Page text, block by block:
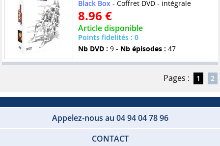
Black Box- Coffret DVD - intégrale
8.96 €
Article disponible
Points fidelités : 0
Nb DVD : 9 - Nb épisodes : 47
Pages : 1 2
Appelez-nous au 04 94 04 78 96
CONTACT